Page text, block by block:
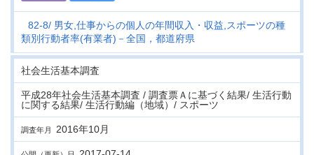
82-8
男女,仕事からの個人の年間収入・収益,スポーツの種
類別行動者率(有業者)－全国，都道府県
社会生活基本調査
平成28年社会生活基本調査 / 調査票Ａに基づく結果/ 生活行動
に関する結果/ 生活行動編（地域）/ スポーツ
調査年月 2016年10月